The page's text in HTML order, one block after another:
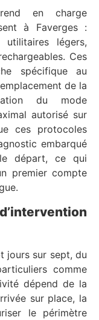
en charge
à Faverges :
utilitaires légers,
Ces
spécifique au
de la
du mode
autorisé sur
ces protocoles
embarqué
départ, ce qui
premier compte
jours sur sept, du
comme
dépend de la
sur place, la
le périmètre